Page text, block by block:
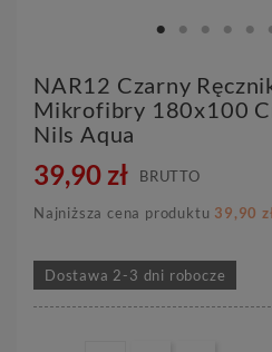
NAR12 Czarny
Mikrofibry 180x100
Nils Aqua
39,90 zł BRUTTO
Najniższa cena produktu 39,90
Dostawa 2-3 dni robocze